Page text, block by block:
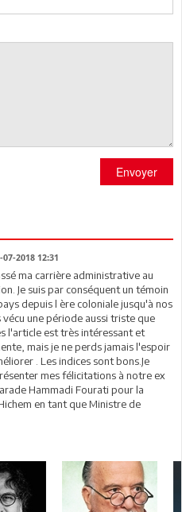
Envoyer
07-2018 12:31
ma carrière administrative au
Je suis par conséquent un témoin
depuis l ère coloniale jusqu'à nos
vécu une période aussi triste que
l'article est très intéressant et
mais je ne perds jamais l'espoir
. Les indices sont bons.Je
mes félicitations à notre ex
Hammadi Fourati pour la
en tant que Ministre de